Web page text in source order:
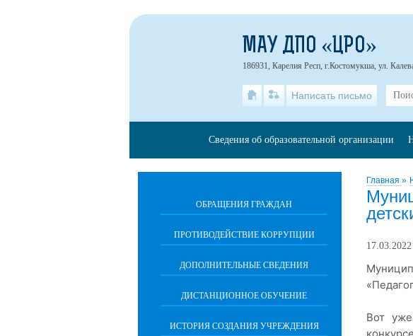
Главная »
17.03.2022
Вот
ОБРАЩЕНИЯ ГРАЖДАН
ПРОТИВОДЕЙСТВИЕ КОРРУПЦИИ
ДОПОЛНИТЕЛЬНЫЕ СВЕДЕНИЯ
ДИСТАНЦИОННОЕ ОБУЧЕНИЕ
ИСТОРИЯ СОЗДАНИЯ УЧРЕЖДЕНИЯ
МАУ ДПО «ЦРО»
186931, Карелия Респ, г.Костомукша, ул.
Написать письмо
Сведения об образовательной организации